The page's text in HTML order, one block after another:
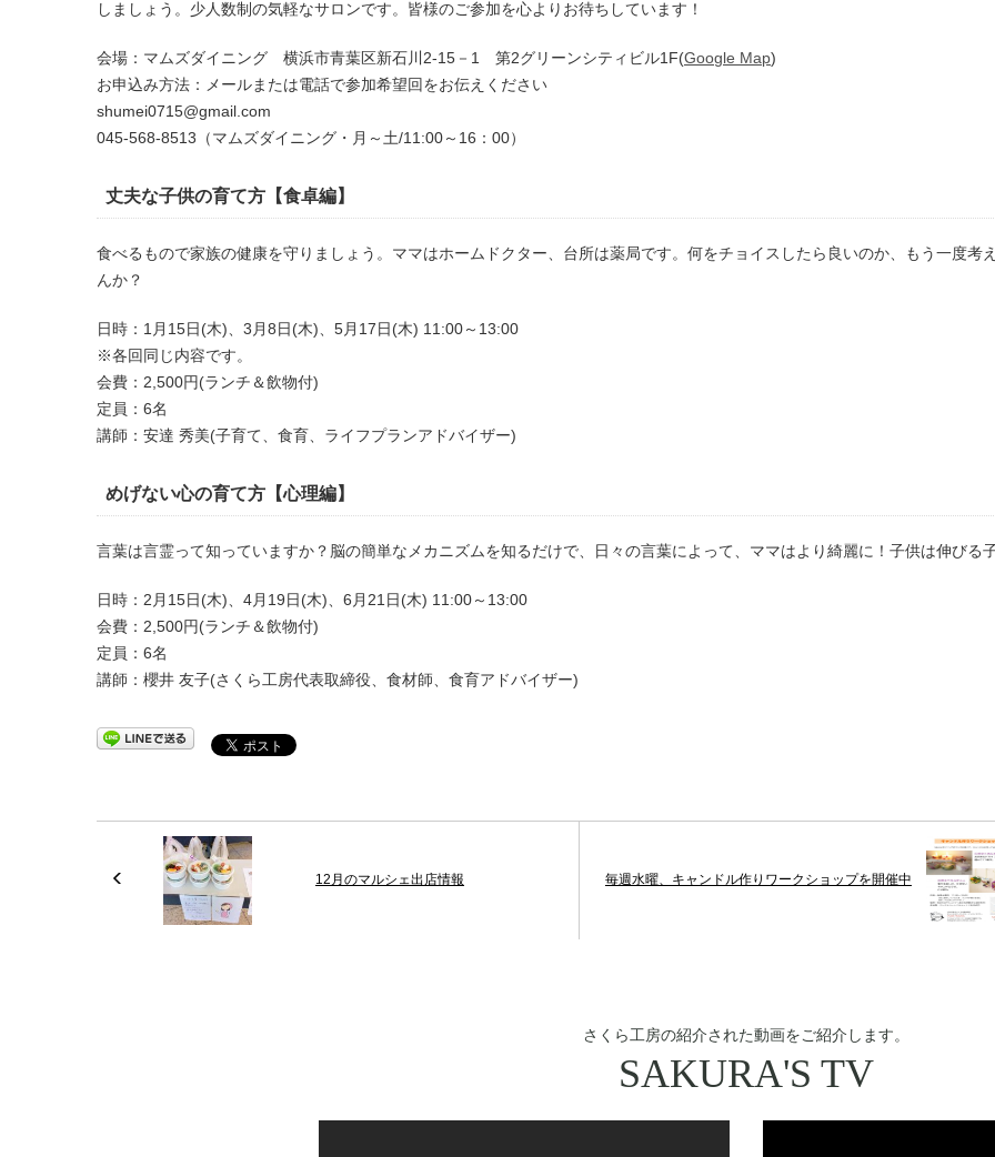
しましょう。少人数制の気軽なサロンです。皆様のご参加を心よりお待ちしています！
会場：マムズダイニング 横浜市青葉区新石川2‐15－1 第2グリーンシティビル1F(Google Map)
お申込み方法：メールまたは電話で参加希望回をお伝えください
shumei0715@gmail.com
045-568-8513（マムズダイニング・月～土/11:00～16：00）
丈夫な子供の育て方【食卓編】
食べるもので家族の健康を守りましょう。ママはホームドクター、台所は薬局です。何をチョイスしたら良いのか、もう一度考
んか？
日時：1月15日(木)、3月8日(木)、5月17日(木) 11:00～13:00
※各回同じ内容です。
会費：2,500円(ランチ＆飲物付)
定員：6名
講師：安達 秀美(子育て、食育、ライフプランアドバイザー)
めげない心の育て方【心理編】
言葉は言霊って知っていますか？脳の簡単なメカニズムを知るだけで、日々の言葉によって、ママはより綺麗に！子供は伸びる
日時：2月15日(木)、4月19日(木)、6月21日(木) 11:00～13:00
会費：2,500円(ランチ＆飲物付)
定員：6名
講師：櫻井 友子(さくら工房代表取締役、食材師、食育アドバイザー)
12月のマルシェ出店情報 毎週水曜、キャンドル作りワークショップを開催中
さくら工房の紹介された動画をご紹介します。
SAKURA'S TV